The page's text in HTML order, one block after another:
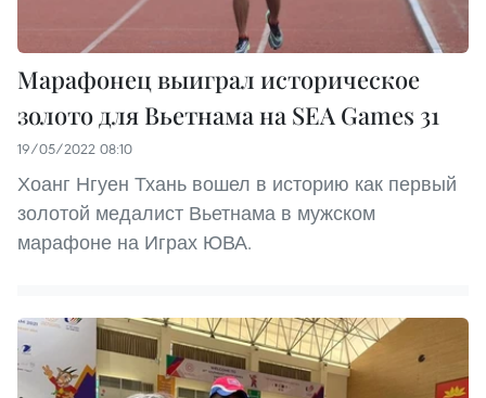
Марафонец выиграл историческое
золото для Вьетнама на SEA Games 31
19/05/2022 08:10
Хоанг Нгуен Тхань вошел в историю как первый
золотой медалист Вьетнама в мужском
марафоне на Играх ЮВА.